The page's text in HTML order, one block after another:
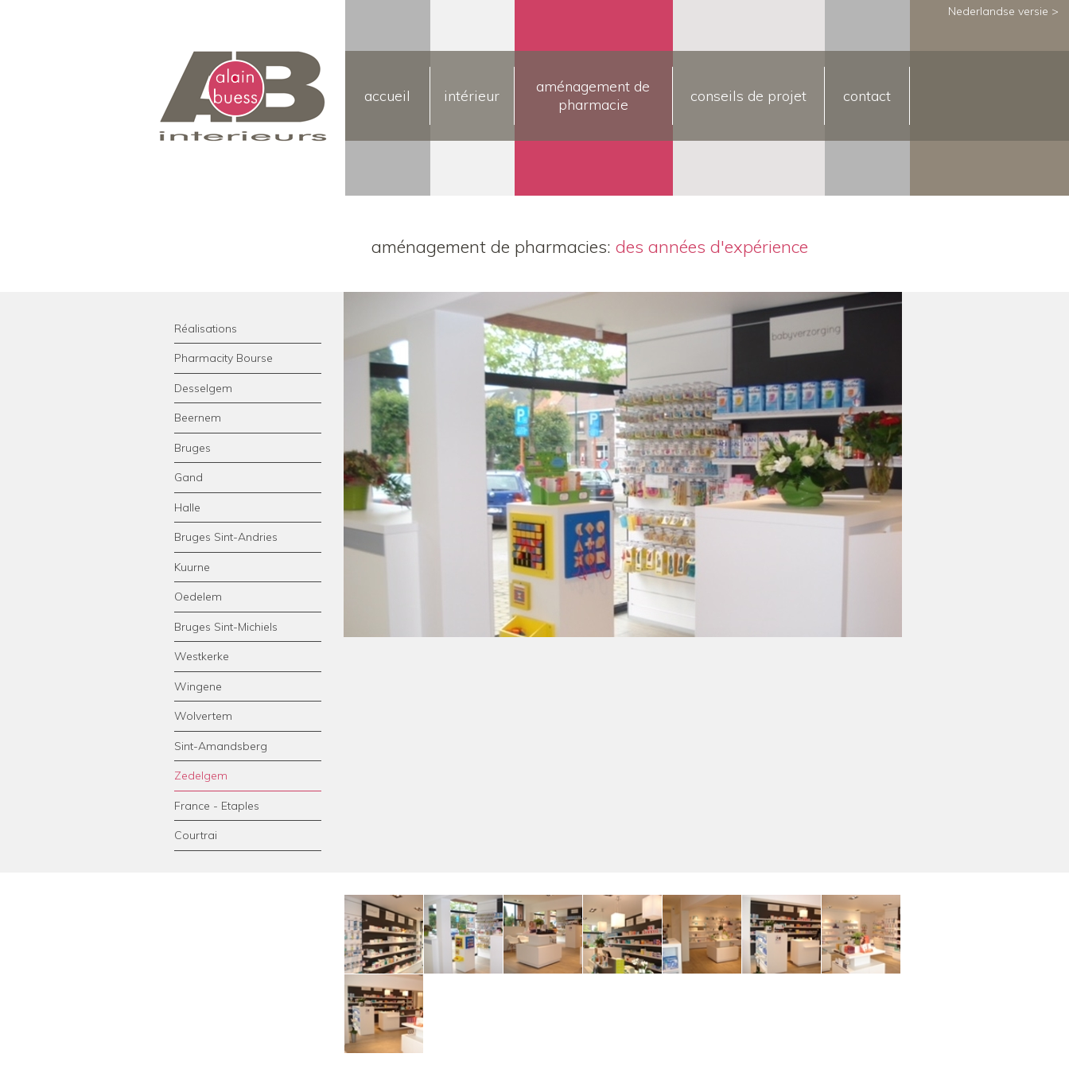
Nederlandse versie >
accueil intérieur
aménagement de
pharmacie
conseils de projet contact
aménagement de pharmacies: des années d'expérience
Réalisations
Pharmacity Bourse
Desselgem
Beernem
Bruges
Gand
Halle
Bruges Sint-Andries
Kuurne
Oedelem
Bruges Sint-Michiels
Westkerke
Wingene
Wolvertem
Sint-Amandsberg
Zedelgem
France - Etaples
Courtrai